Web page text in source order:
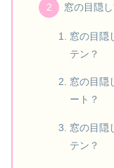
窓の目隠
窓の目隠
テン？
窓の目隠
ート？
窓の目隠
テン？